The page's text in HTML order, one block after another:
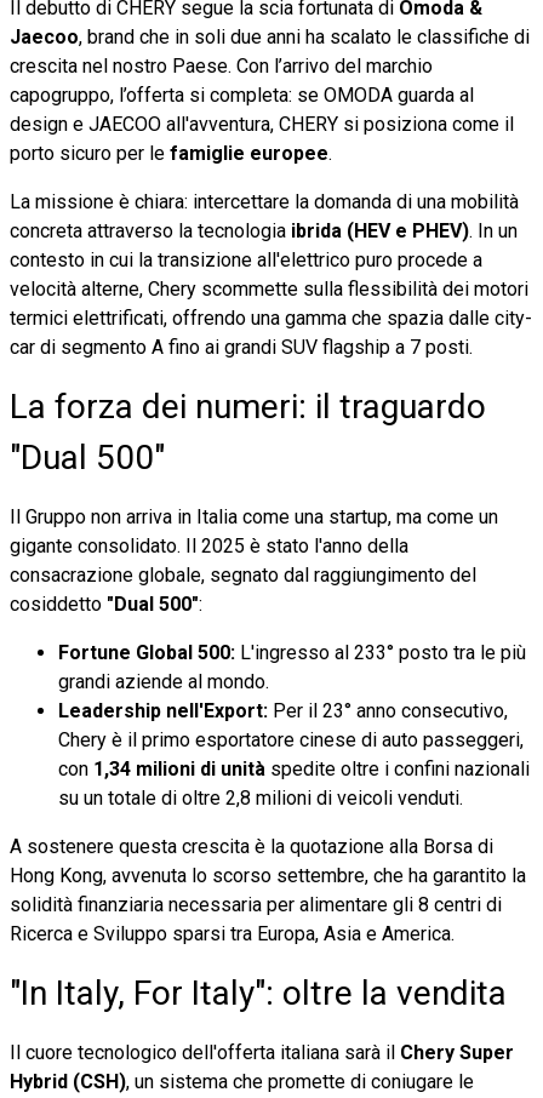
Il debutto di CHERY segue la scia fortunata di Omoda &
Jaecoo, brand che in soli due anni ha scalato le classifiche di
crescita nel nostro Paese. Con l’arrivo del marchio
capogruppo, l’offerta si completa: se OMODA guarda al
design e JAECOO all'avventura, CHERY si posiziona come il
porto sicuro per le famiglie europee.
La missione è chiara: intercettare la domanda di una mobilità
concreta attraverso la tecnologia ibrida (HEV e PHEV). In un
contesto in cui la transizione all'elettrico puro procede a
velocità alterne, Chery scommette sulla flessibilità dei motori
termici elettrificati, offrendo una gamma che spazia dalle city-
car di segmento A fino ai grandi SUV flagship a 7 posti.
La forza dei numeri: il traguardo
"Dual 500"
Il Gruppo non arriva in Italia come una startup, ma come un
gigante consolidato. Il 2025 è stato l'anno della
consacrazione globale, segnato dal raggiungimento del
cosiddetto "Dual 500":
Fortune Global 500: L'ingresso al 233° posto tra le più
grandi aziende al mondo.
Leadership nell'Export: Per il 23° anno consecutivo,
Chery è il primo esportatore cinese di auto passeggeri,
con 1,34 milioni di unità spedite oltre i confini nazionali
su un totale di oltre 2,8 milioni di veicoli venduti.
A sostenere questa crescita è la quotazione alla Borsa di
Hong Kong, avvenuta lo scorso settembre, che ha garantito la
solidità finanziaria necessaria per alimentare gli 8 centri di
Ricerca e Sviluppo sparsi tra Europa, Asia e America.
"In Italy, For Italy": oltre la vendita
Il cuore tecnologico dell'offerta italiana sarà il Chery Super
Hybrid (CSH), un sistema che promette di coniugare le